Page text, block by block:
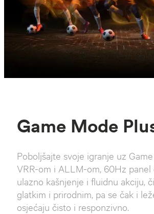
Game Mode
Poboljšajte svoje igranje uz
VRR-om i ALLM-om, 60Hz panel
ulazno kašnjenje i fluidnu akciju,
glatkim i prirodnim, pa se čak i
osjećaju čisto i responzivno.